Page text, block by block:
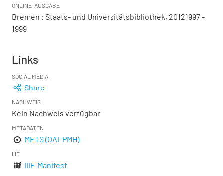
ONLINE-AUSGABE
Bremen : Staats- und Universitätsbibliothek, 20121997 -
1999
Links
SOCIAL MEDIA
Share
NACHWEIS
Kein Nachweis verfügbar
METADATEN
METS (OAI-PMH)
IIIF
IIIF-Manifest